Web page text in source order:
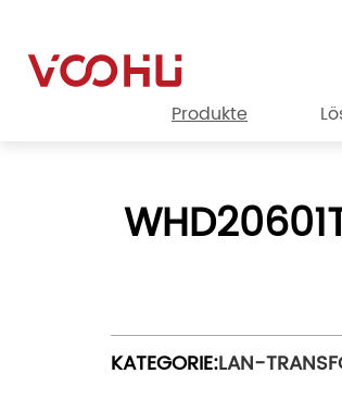
Produkte
KATEGORIE:LAN-